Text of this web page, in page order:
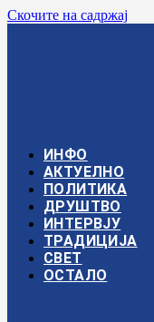
Скочите на садржај
ИНФО
АКТУЕЛНО
ПОЛИТИКА
ДРУШТВО
ИНТЕРВЈУ
ТРАДИЦИЈА
СВЕТ
ОСТАЛО